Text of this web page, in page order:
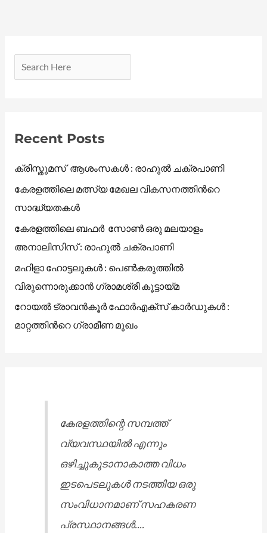
Recent Posts
ക്രിസ്തുമസ് ആശംസകൾ : രാഹുൽ ചക്രപാണി
കേരളത്തിലെ മത്സ്യ മേഖല വികസനത്തിൻറെ
സാദ്ധ്യതകൾ
കേരളത്തിലെ ബഫർ സോൺ ഒരു മലയാളം
അനാലിസിസ് : രാഹുൽ ചക്രപാണി
മഹിളാ ഹോട്ടലുകൾ : പെൺകരുത്തിൽ
വിരുന്നൊരുക്കാൻ ഗ്രാമശ്രീ കൂട്ടായ്മ
റോയൽ ട്രാവൻകൂർ ഫോർഎക്സ് കാർഡുകൾ :
മാറ്റത്തിൻറെ ഗ്രാമീണ മുഖം
കേരളത്തിന്റെ സമ്പത്ത്
വ്യവസ്ഥയിൽ എന്നും
ഒഴിച്ചുകൂടാനാകാത്ത വിധം
ഇടപെടലുകൾ നടത്തിയ ഒരു
സംവിധാനമാണ് സഹകരണ
പ്രസ്ഥാനങ്ങൾ....